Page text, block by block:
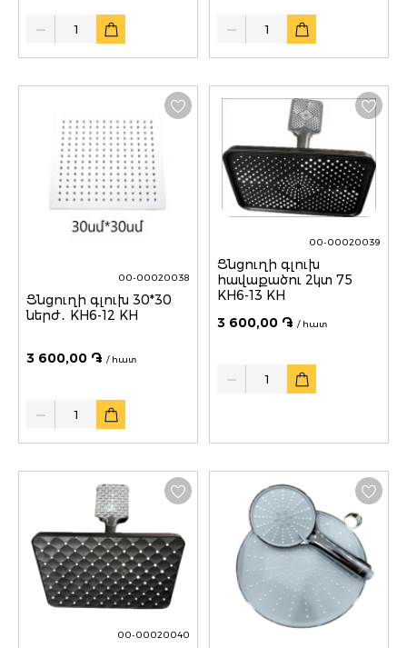
00-00020038
Ցնցուղի գլուխ 30*30
ներժ․ KH6-12 KH
3 600,00 ֏ / հատ
00-00020039
Ցնցուղի գլուխ
հավաքածու 2կտ 75
KH6-13 KH
3 600,00 ֏ / հատ
Quantity
00-00020040